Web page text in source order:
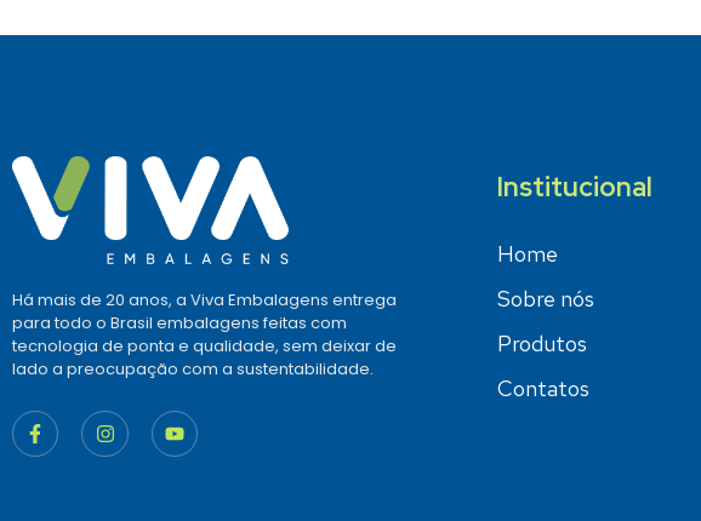
Há mais de 20 anos, a Viva Embalagens entrega
para todo o Brasil embalagens feitas com
tecnologia de ponta e qualidade, sem deixar de
lado a preocupação com a sustentabilidade.
Institucional
Home
Sobre nós
Produtos
Contatos